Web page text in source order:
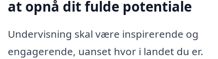
at opnå dit fulde potentiale
Undervisning skal være inspirerende og
engagerende, uanset hvor i landet du er.